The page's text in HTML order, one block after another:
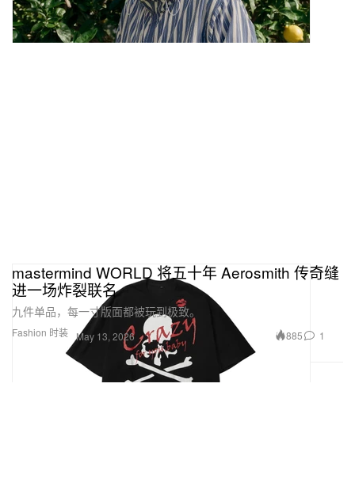
Fashion 时装
mastermind WORLD 将五十年 Aerosmith 传奇缝
进一场炸裂联名
九件单品，每一寸版面都被玩到极致。
May 13, 2026 885 1